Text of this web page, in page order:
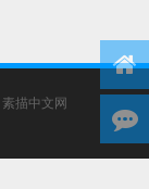
素描中文网